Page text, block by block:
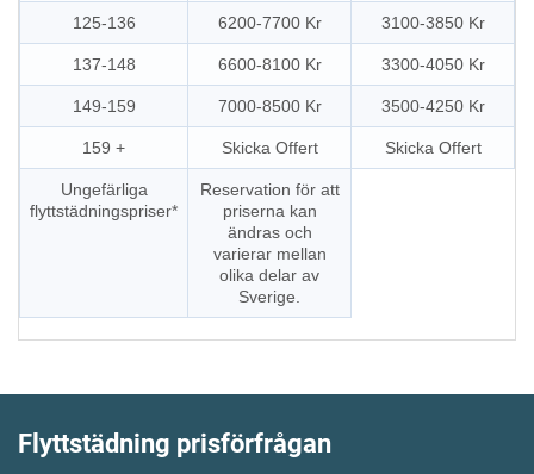
125-136 6200-7700 Kr 3100-3850 Kr
137-148 6600-8100 Kr 3300-4050 Kr
149-159 7000-8500 Kr 3500-4250 Kr
159 + Skicka Offert Skicka Offert
Ungefärliga
flyttstädningspriser*
Reservation för att
priserna kan
ändras och
varierar mellan
olika delar av
Sverige.
Flyttstädning prisförfrågan